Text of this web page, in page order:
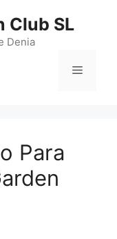
Club SL
Denia
Menú
Para